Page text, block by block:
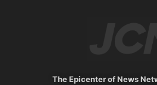
The Epicenter of News